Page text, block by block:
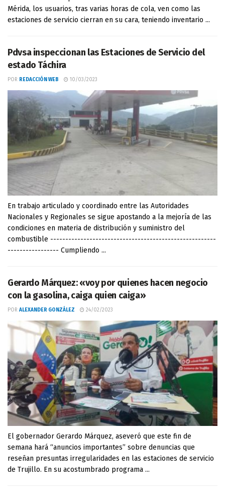
Mérida, los usuarios, tras varias horas de cola, ven como las
estaciones de servicio cierran en su cara, teniendo inventario ...
Pdvsa inspeccionan las Estaciones de Servicio del
estado Táchira
POR REDACCIÓN WEB 10/03/2023
En trabajo articulado y coordinado entre las Autoridades
Nacionales y Regionales se sigue apostando a la mejoría de las
condiciones en materia de distribución y suministro del
combustible -------------------------------------------------------
----------------- Cumpliendo ...
Gerardo Márquez: «voy por quienes hacen negocio
con la gasolina, caiga quien caiga»
POR ALEXANDER GONZÁLEZ 24/02/2023
El gobernador Gerardo Márquez, aseveró que este fin de
semana hará “anuncios importantes” sobre denuncias que
reseñan presuntas irregularidades en las estaciones de servicio
de Trujillo. En su acostumbrado programa ...